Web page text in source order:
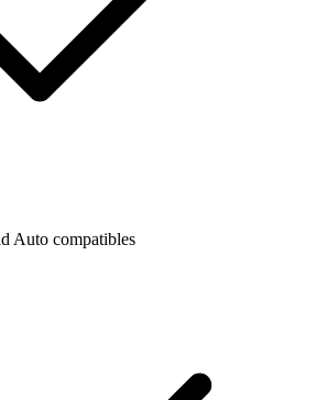
Auto compatibles